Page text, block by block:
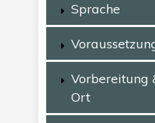
Sprache
Vorbereitung
Ort